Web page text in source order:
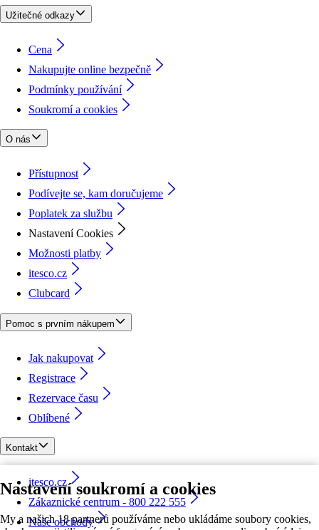
Nastavení soukromí a cookies
My a našich 18 partnerů používáme nebo ukládáme soubory cookies,
Užitečné odkazy
Cena
Nakupujte online bezpečně
Podmínky používání
Soukromí a cookies
O nás
Přístupnost
Podívejte se, kam doručujeme
Poplatek za službu
Nastavení Cookies
Možnosti platby
itesco.cz
Clubcard
Pomoc s prvním nákupem
Jak nakupovat
Registrace
Rezervace času
Oblíbené
Kontakt
itesco.cz
Zákaznické centrum - 800 222 555
Naše obchody